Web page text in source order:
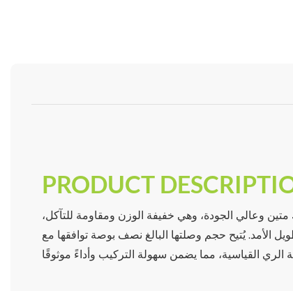
PRODUCT
وعالي الجودة، وهي خفيفة الوزن ومقاومة للتآكل،
الأمد. يُتيح حجم وصلتها البالغ نصف بوصة توافقها مع